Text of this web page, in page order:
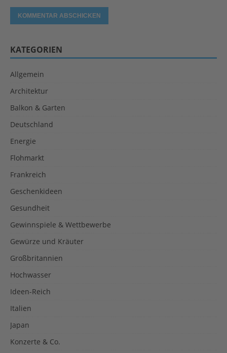
KATEGORIEN
Allgemein
Architektur
Balkon & Garten
Deutschland
Energie
Flohmarkt
Frankreich
Geschenkideen
Gesundheit
Gewinnspiele & Wettbewerbe
Gewürze und Kräuter
Großbritannien
Hochwasser
Ideen-Reich
Italien
Japan
Konzerte & Co.